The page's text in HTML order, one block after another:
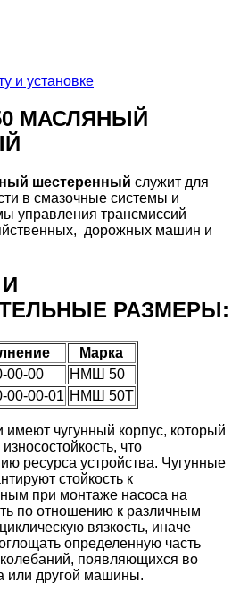
и установке
МАСЛЯНЫЙ
шестеренный служит для
в смазочные системы и
управления трансмиссий
дорожных машин и
РАЗМЕРЫ:
Марка
00
НМШ 50
00-01 НМШ 50Т
чугунный корпус, который
что
ресурса устройства. Чугунные
стойкость к
при монтаже насоса на
по отношению к различным
вязкость, иначе
определенную часть
появляющихся во
или другой машины.